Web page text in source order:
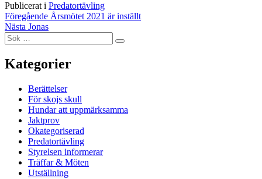
Publicerat i Predatortävling
Inläggsnavigering
Föregående Årsmötet 2021 är inställt
Nästa Jonas
Sök
efter:
Sök
Kategorier
Berättelser
För skojs skull
Hundar att uppmärksamma
Jaktprov
Okategoriserad
Predatortävling
Styrelsen informerar
Träffar & Möten
Utställning